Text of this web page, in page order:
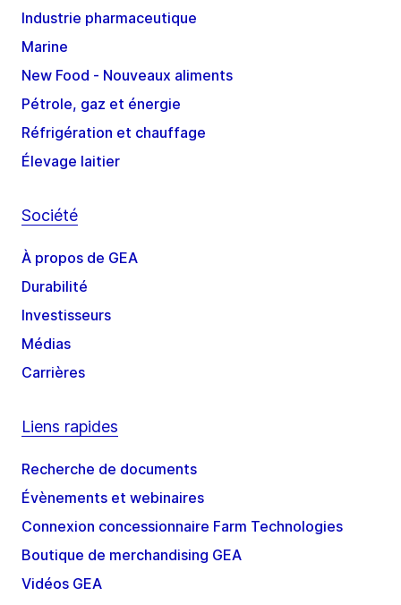
Industrie pharmaceutique
Marine
New Food - Nouveaux aliments
Pétrole, gaz et énergie
Réfrigération et chauffage
Élevage laitier
Société
À propos de GEA
Durabilité
Investisseurs
Médias
Carrières
Liens rapides
Recherche de documents
Évènements et webinaires
Connexion concessionnaire Farm Technologies
Boutique de merchandising GEA
Vidéos GEA